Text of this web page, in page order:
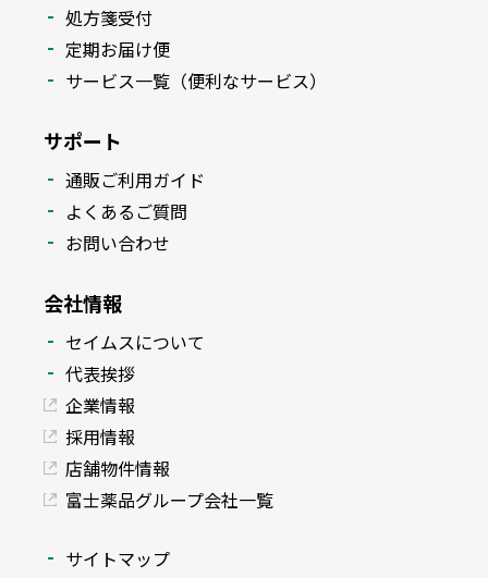
処方箋受付
定期お届け便
サービス一覧（便利なサービス）
サポート
通販ご利用ガイド
よくあるご質問
お問い合わせ
会社情報
セイムスについて
代表挨拶
企業情報
採用情報
店舗物件情報
富士薬品グループ会社一覧
サイトマップ